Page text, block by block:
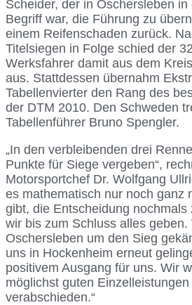
Scheider, der in Oschersleben
Begriff war, die Führung zu
einem Reifenschaden zurück.
Titelsiegen in Folge schied der
Werksfahrer damit aus dem
aus. Stattdessen übernahm
Tabellenvierter den Rang des
der DTM 2010. Den Schweden
Tabellenführer Bruno Spengler.
„In den verbleibenden drei
Punkte für Siege vergeben“,
Motorsportchef Dr. Wolfgang
es mathematisch nur noch ganz
gibt, die Entscheidung nochmals
wir bis zum Schluss alles geben.
Oschersleben um den Sieg
uns in Hockenheim erneut
positivem Ausgang für uns. Wir
möglichst guten
verabschieden.“